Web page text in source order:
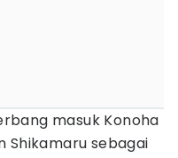
masuk Konoha
Shikamaru sebagai